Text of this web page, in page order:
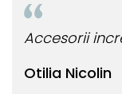
Nicolin